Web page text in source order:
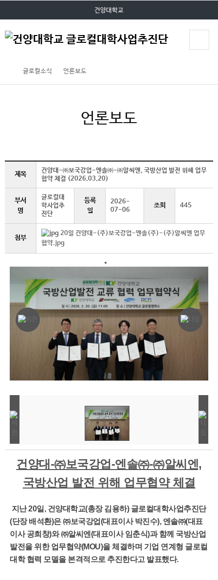
건양대학교
글로컬소식 언론보도
언론보도
제목
건양대-㈜보국강업-엔솔㈜-㈜알씨엔, 국방산업 발전 위해 업무
협약 체결 (2026.03.20)
부서
명
글로컬대
학사업추
진단
등록
일
2026-
07-06
조회 445
첨부
20일 건양대-(주)보국강업-엔솔(주)-(주)알씨엔 업무
협약.jpg
건양대-㈜보국강업-엔솔㈜-㈜알씨엔,
국방산업 발전 위해 업무협약 체결
지난 20일, 건양대학교(총장 김용하) 글로컬대학사업추진단
(단장 배석환)은 ㈜보국강업(대표이사 박진수), 엔솔㈜(대표
이사 공희창)와 ㈜알씨엔(대표이사 임춘식)과 함께 국방산업
발전을 위한 업무협약(MOU)을 체결하며 기업 연계형 글로컬
대학 협력 모델을 본격적으로 추진한다고 발표했다.